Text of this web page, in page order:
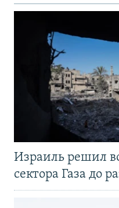
Израиль решил
сектора Газа до